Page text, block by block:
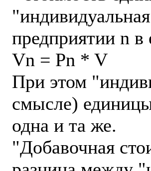
предприятии n в
Vn = Pn * V
При этом
смысле)
одна и та же.
"Добавочная